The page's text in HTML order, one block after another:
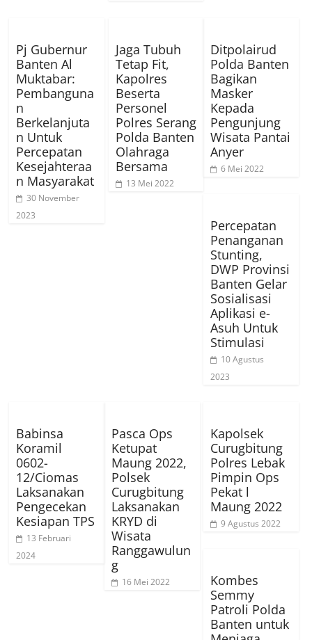
Pj Gubernur
Banten Al
Muktabar:
Pembanguna
n
Berkelanjuta
n Untuk
Percepatan
Kesejahteraa
n Masyarakat
30 November
2023
Jaga Tubuh
Tetap Fit,
Kapolres
Beserta
Personel
Polres Serang
Polda Banten
Olahraga
Bersama
13 Mei 2022
Ditpolairud
Polda Banten
Bagikan
Masker
Kepada
Pengunjung
Wisata Pantai
Anyer
6 Mei 2022
Percepatan
Penanganan
Stunting,
DWP Provinsi
Banten Gelar
Sosialisasi
Aplikasi e-
Asuh Untuk
Stimulasi
10 Agustus
2023
Babinsa
Koramil
0602-
12/Ciomas
Laksanakan
Pengecekan
Kesiapan TPS
13 Februari
2024
Pasca Ops
Ketupat
Maung 2022,
Polsek
Curugbitung
Laksanakan
KRYD di
Wisata
Ranggawulun
g
16 Mei 2022
Kapolsek
Curugbitung
Polres Lebak
Pimpin Ops
Pekat l
Maung 2022
9 Agustus 2022
Kombes
Semmy
Patroli Polda
Banten untuk